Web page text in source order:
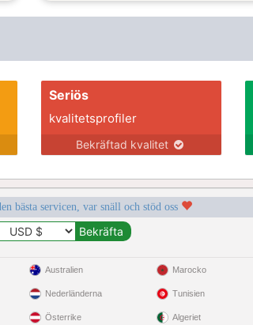
Seriös
kvalitetsprofiler
Bekräftad kvalitet
bästa servicen, var snäll och stöd oss
Australien
Nederländerna
Österrike
Marocko
Tunisien
Algeriet